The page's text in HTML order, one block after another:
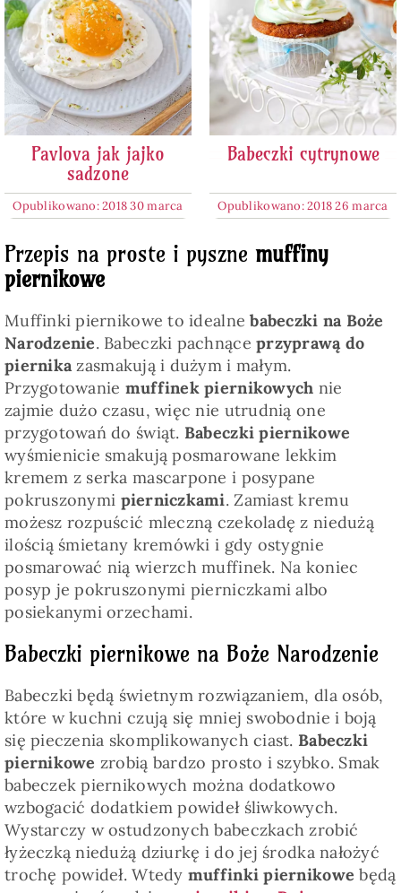
Pavlova jak jajko
sadzone
Opublikowano: 2018 30 marca
Babeczki cytrynowe
Opublikowano: 2018 26 marca
Przepis na proste i pyszne muffiny
piernikowe
Muffinki piernikowe to idealnebabeczki na Boże
Narodzenie. Babeczki pachnąceprzyprawą do
piernika zasmakują i dużym i małym.
Przygotowanie muffinek piernikowych nie
zajmie dużo czasu, więc nie utrudnią one
przygotowań do świąt. Babeczki piernikowe
wyśmienicie smakują posmarowane lekkim
kremem z serka mascarpone i posypane
pokruszonymi pierniczkami. Zamiast kremu
możesz rozpuścić mleczną czekoladę z niedużą
ilością śmietany kremówki i gdy ostygnie
posmarować nią wierzch muffinek. Na koniec
posyp je pokruszonymi pierniczkami albo
posiekanymi orzechami.
Babeczki piernikowe na Boże Narodzenie
Babeczki będą świetnym rozwiązaniem, dla osób,
które w kuchni czują się mniej swobodnie i boją
się pieczenia skomplikowanych ciast. Babeczki
piernikowe zrobią bardzo prosto i szybko. Smak
babeczek piernikowych można dodatkowo
wzbogacić dodatkiem powideł śliwkowych.
Wystarczy w ostudzonych babeczkach zrobić
łyżeczką niedużą dziurkę i do jej środka nałożyć
trochę powideł. Wtedy muffinki piernikowe będą